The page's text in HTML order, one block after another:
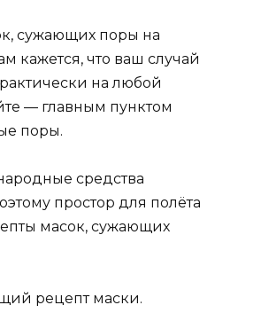
сужающих поры на
кажется, что ваш случай
на любой
— главным пунктом
поры.
средства
простор для полёта
масок, сужающих
рецепт маски.